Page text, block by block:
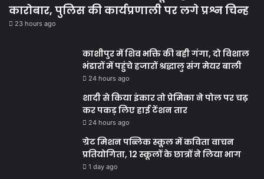
कारोबार, पुलिस की कार्यप्रणाली पर लगे प्रश्न चिन्ह
23 hours ago
काशीपुर में शिव भक्ति की बही गंगा, दो विशाल
भंडारों में पहुंचे हजारों श्रद्धालु संग मेयर बाली
24 hours ago
शादी से किया इंकार तो प्रेमिका ने पोल पर चढ़
कर पकड़ लिए हाई टेंशन तार
24 hours ago
ग्रेट मिशन पब्लिक स्कूल में कविता वाचन
प्रतियोगिता, 12 स्कूलों के छात्रों ने लिया भाग
1 day ago